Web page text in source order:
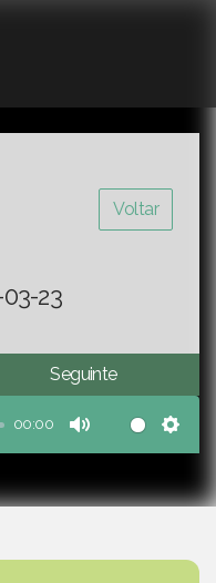
Voltar
23
Seguinte
00:00
Mute